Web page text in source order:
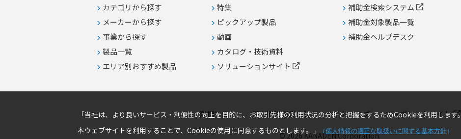
カテゴリから探す
メーカーから探す
事業から探す
製品一覧
エリア別おすすめ製品
特集
ピックアップ製品
動画
カタログ・技術資料
ソリューションサイト
補助金検索システム
補助金対象製品一覧
補助金ヘルプデスク
商標リスト 個人情報保護方針 サイトマップ コーポレートサイト
© 2026 KANADEN Corporation.
「当社は、より良いサービス・利便性の向上を目的に、お取引先様の利用状況の分析と把握をするためCookieを利用します。
本ウェブサイトを利用することで、Cookieの使用に同意するものとします。
」 （個人情報の適正な取扱いに関する基本方針）